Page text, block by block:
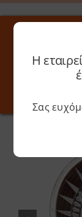
Μετάβαση
στο
Αναζήτηση
Toggle
Η
Σας